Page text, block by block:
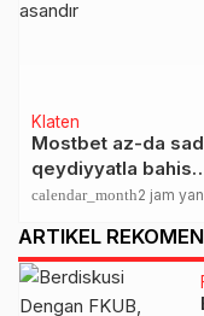
Klaten
Mostbet az-da
qeydiyyatla bahis
dünyasına addım
calendar_month2 jam
ARTIKEL